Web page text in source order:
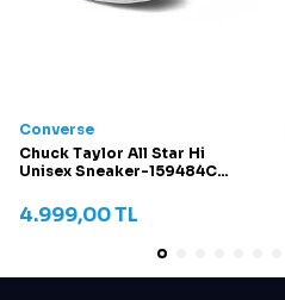
Converse
Chuck Taylor All Star Hi
Unisex Sneaker-159484C
4.999,00TL